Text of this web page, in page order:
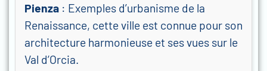
Pienza : Exemples d’urbanisme de la
Renaissance, cette ville est connue pour son
architecture harmonieuse et ses vues sur le
Val d’Orcia.